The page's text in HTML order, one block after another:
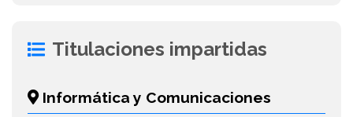
Titulaciones impartidas
Informática y Comunicaciones